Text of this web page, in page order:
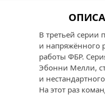
В третьей серии
и напряжённого
работы ФБР.
Эбонни Мелли,
и
На этот раз